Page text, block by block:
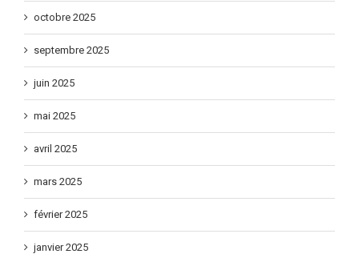
octobre 2025
septembre 2025
juin 2025
mai 2025
avril 2025
mars 2025
février 2025
janvier 2025